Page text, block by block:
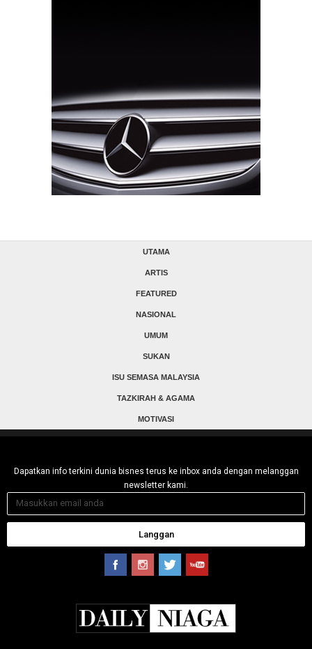
UTAMA
ARTIS
FEATURED
NASIONAL
UMUM
SUKAN
ISU SEMASA MALAYSIA
TAZKIRAH & AGAMA
MOTIVASI
Dapatkan info terkini dunia bisnes terus ke inbox anda dengan melanggan
newsletter kami.
Langgan